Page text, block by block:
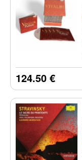
124.50 €